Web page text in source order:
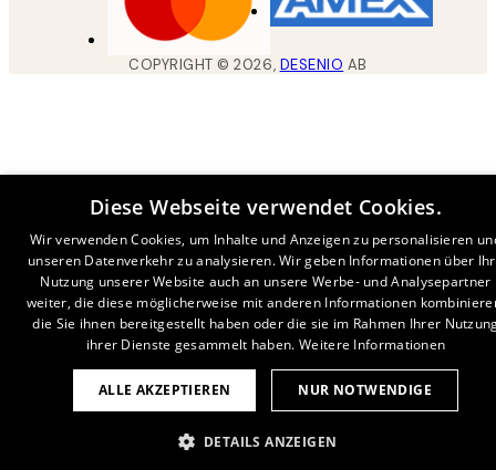
COPYRIGHT ©2026, DESENIO AB
Diese Webseite verwendet Cookies.
Wir verwenden Cookies, um Inhalte und Anzeigen zu personalisieren
unseren Datenverkehr zu analysieren. Wir geben Informationen über
Nutzung unserer Website auch an unsere Werbe- und Analysepartner
weiter, die diese möglicherweise mit anderen Informationen
die Sie ihnen bereitgestellt haben oder die sie im Rahmen Ihrer
ihrer Dienste gesammelt haben. Weitere Informationen
ALLE AKZEPTIEREN NUR NOTWENDIGE
DETAILS ANZEIGEN